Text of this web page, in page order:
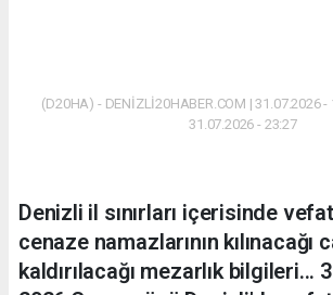
(D20HA) - DENİZLİ20HABER.COM | 31.07.2026
31.07.2026 - 23:27
Denizli il sınırları içerisinde
cenaze namazlarının kılınacağı
kaldırılacağı mezarlık bilgileri...